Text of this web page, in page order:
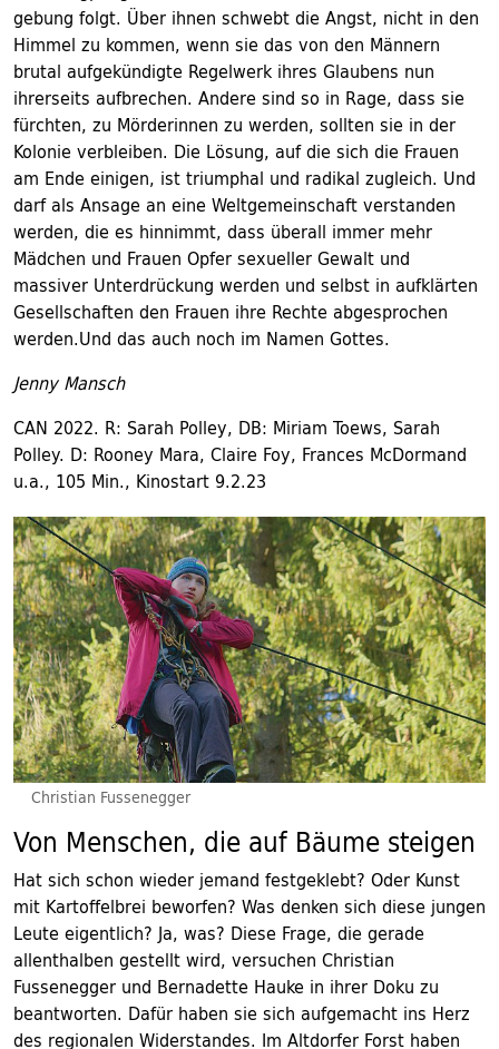
gebung folgt. Über ihnen schwebt die Angst, nicht in den
Himmel zu kommen, wenn sie das von den Männern
brutal aufgekündigte Regelwerk ihres Glaubens nun
ihrerseits aufbrechen. Andere sind so in Rage, dass sie
fürchten, zu Mörderinnen zu werden, sollten sie in der
Kolonie verbleiben. Die Lösung, auf die sich die Frauen
am Ende einigen, ist triumphal und radikal zugleich. Und
darf als Ansage an eine Weltgemeinschaft verstanden
werden, die es hinnimmt, dass überall immer mehr
Mädchen und Frauen Opfer sexueller Gewalt und
massiver Unterdrückung werden und selbst in aufklärten
Gesellschaften den Frauen ihre Rechte abgesprochen
werden.Und das auch noch im Namen Gottes.
Jenny Mansch
CAN 2022. R: Sarah Polley, DB: Miriam Toews, Sarah
Polley. D: Rooney Mara, Claire Foy, Frances McDormand
u.a., 105 Min., Kinostart 9.2.23
Christian Fussenegger
Von Menschen, die auf Bäume steigen
Hat sich schon wieder jemand festgeklebt? Oder Kunst
mit Kartoffelbrei beworfen? Was denken sich diese jungen
Leute eigentlich? Ja, was? Diese Frage, die gerade
allenthalben gestellt wird, versuchen Christian
Fussenegger und Bernadette Hauke in ihrer Doku zu
beantworten. Dafür haben sie sich aufgemacht ins Herz
des regionalen Widerstandes. Im Altdorfer Forst haben